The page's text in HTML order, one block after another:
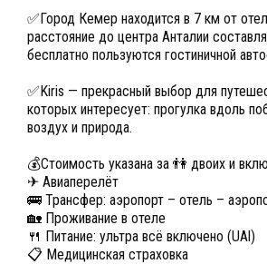
✅Город Кемер находится в 7 км от
расстояние до центра Анталии
бесплатно пользуются гостиничной
✅Kiris — прекрасный выбор для
которых интересует: прогулка вдоль
воздух и природа.
💰Стоимость указана за 👫 двоих и
✈ Авиаперелёт
🚌 Трансфер: аэропорт – отель –
🏡 Проживание в отеле
🍴 Питание: ультра всё включено (UAl)
📋 Медицинская страховка